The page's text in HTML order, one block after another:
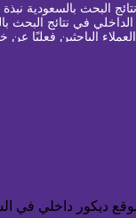
البحث بالسعودية
في نتائج البحث
الباحثين فعليًا